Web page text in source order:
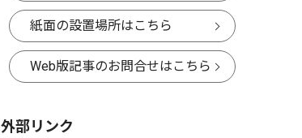
紙面の設置場所はこちら
Web版記事のお問合せはこちら
外部リンク